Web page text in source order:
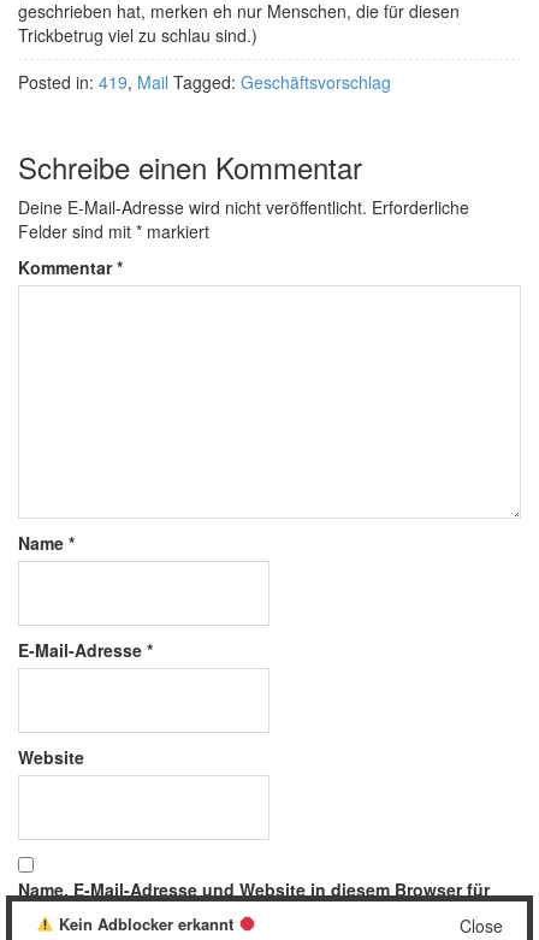
geschrieben hat, merken eh nur Menschen, die für diesen
Trickbetrug viel zu schlau sind.)
Posted in: 419, Mail Tagged: Geschäftsvorschlag
Schreibe einen Kommentar
Deine E-Mail-Adresse wird nicht veröffentlicht. Erforderliche
Felder sind mit * markiert
Kommentar*
Name *
E-Mail-Adresse *
Website
Name, E-Mail-Adresse und Website in diesem Browser für
meinen nächsten Kommentar speichern.
Close
Kein Adblocker erkannt